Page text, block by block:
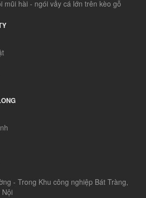
mũi hài - ngói vảy cá lớn trên kèo gỗ
- Trong Khu công nghiệp Bát Tràng,
Nội